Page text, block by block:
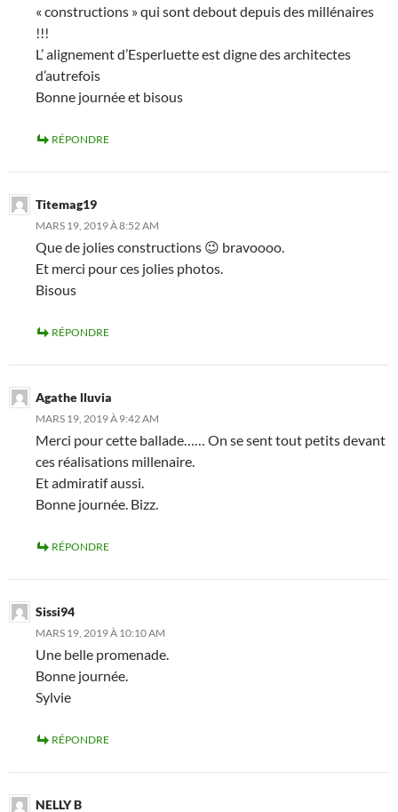
« constructions » qui sont debout depuis des millénaires
!!!
L’ alignement d’Esperluette est digne des architectes
d’autrefois
Bonne journée et bisous
RÉPONDRE
Titemag19
MARS 19, 2019 À 8:52 AM
Que de jolies constructions 😉 bravoooo.
Et merci pour ces jolies photos.
Bisous
RÉPONDRE
Agathe lluvia
MARS 19, 2019 À 9:42 AM
Merci pour cette ballade…… On se sent tout petits devant
ces réalisations millenaire.
Et admiratif aussi.
Bonne journée. Bizz.
RÉPONDRE
Sissi94
MARS 19, 2019 À 10:10 AM
Une belle promenade.
Bonne journée.
Sylvie
RÉPONDRE
NELLY B